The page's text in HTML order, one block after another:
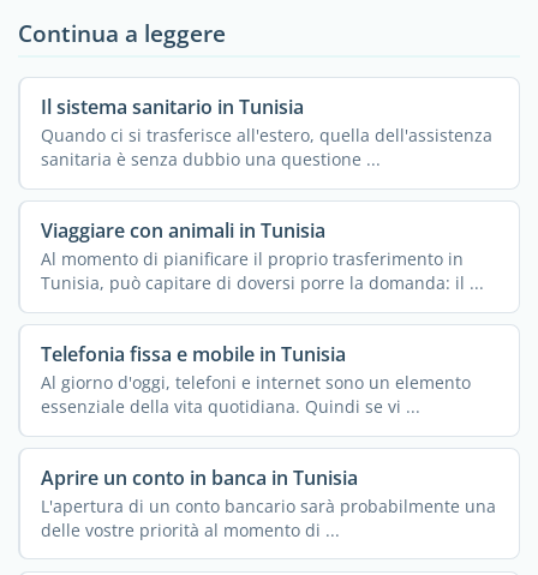
Continua a leggere
Il sistema sanitario in Tunisia
Quando ci si trasferisce all'estero, quella dell'assistenza
sanitaria è senza dubbio una questione ...
Viaggiare con animali in Tunisia
Al momento di pianificare il proprio trasferimento in
Tunisia, può capitare di doversi porre la domanda: il ...
Telefonia fissa e mobile in Tunisia
Al giorno d'oggi, telefoni e internet sono un elemento
essenziale della vita quotidiana. Quindi se vi ...
Aprire un conto in banca in Tunisia
L'apertura di un conto bancario sarà probabilmente una
delle vostre priorità al momento di ...